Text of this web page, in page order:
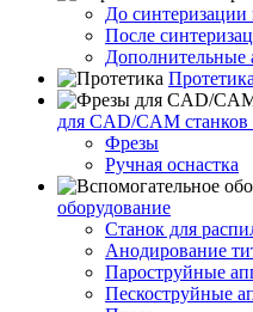
До синтеризации
После
Дополнительные
Протетика
для CAD/CAM
Фрезы
Ручная оснастка
оборудование
Станок для
Анодирование
Пароструйные
Пескоструйные